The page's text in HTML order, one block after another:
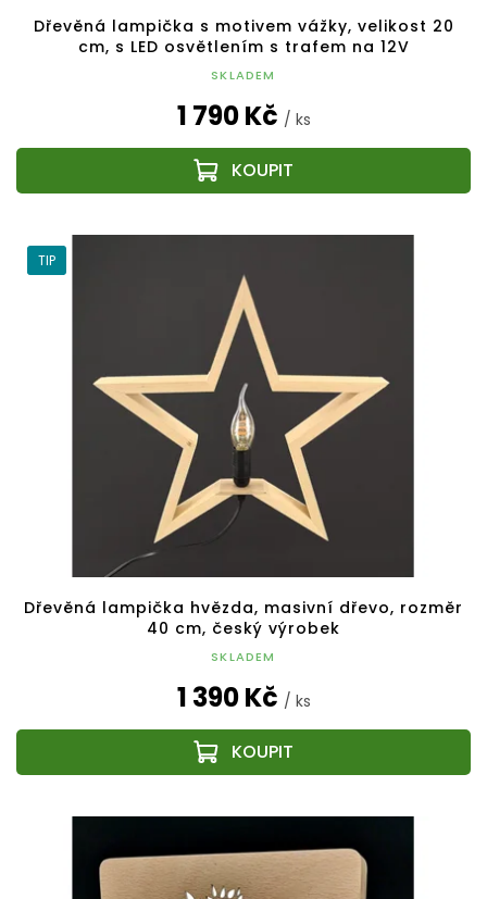
Dřevěná lampička s motivem vážky, velikost 20
cm, s LED osvětlením s trafem na 12V
SKLADEM
1 790 Kč / ks
TIP
Dřevěná lampička hvězda, masivní dřevo, rozměr
40 cm, český výrobek
SKLADEM
1 390 Kč / ks